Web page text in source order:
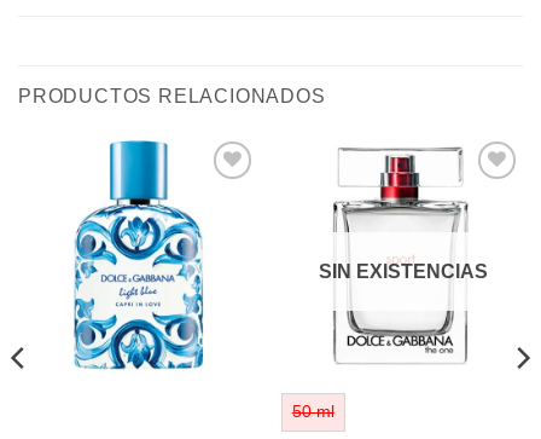
PRODUCTOS RELACIONADOS
lista de
deseos
lista de
SIN EXISTENCIAS
50 ml